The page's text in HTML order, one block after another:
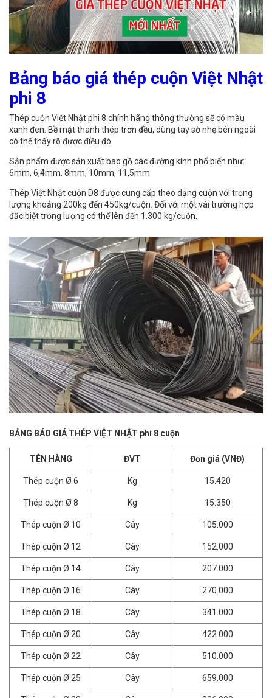
Bảng báo giá thép cuộn Việt Nhật
phi 8
Thép cuộn Việt Nhật phi 8 chính hãng thông thường sẽ có màu
xanh đen. Bề mặt thanh thép trơn đều, dùng tay sờ nhẹ bên ngoài
có thể thấy rõ được điều đó
Sản phẩm được sản xuất bao gồ các đường kính phổ biến như:
6mm, 6,4mm, 8mm, 10mm, 11,5mm
Thép Việt Nhật cuộn D8 được cung cấp theo dạng cuộn với trọng
lượng khoảng 200kg đến 450kg/cuộn. Đối với một vài trường hợp
đặc biệt trọng lượng có thể lên đến 1.300 kg/cuộn.
BẢNG BÁO GIÁ THÉP VIỆT NHẬT phi 8 cuộn
TÊN HÀNG ĐVT Đơn giá (VNĐ)
Thép cuộn Ø 6 Kg 15.420
Thép cuộn Ø 8 Kg 15.350
Thép cuộn Ø 10 Cây 105.000
Thép cuộn Ø 12 Cây 152.000
Thép cuộn Ø 14 Cây 207.000
Thép cuộn Ø 16 Cây 270.000
Thép cuộn Ø 18 Cây 341.000
Thép cuộn Ø 20 Cây 422.000
Thép cuộn Ø 22 Cây 510.000
Thép cuộn Ø 25 Cây 659.000